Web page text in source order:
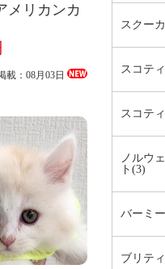
メリカンカ
載：08月03日
スクー
スコテ
スコテ
ノルウ
ト(3)
バーミ
ブリテ